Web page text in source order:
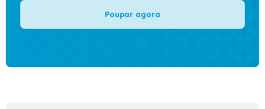
Poupar agora